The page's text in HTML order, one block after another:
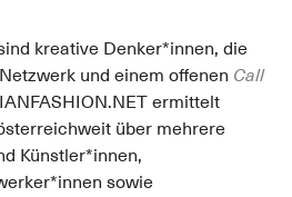
kreative Denker*innen, die
und einem offenen Call
ermittelt
über mehrere
Künstler*innen,
sowie